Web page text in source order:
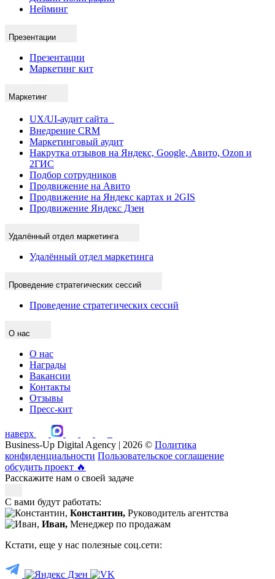
Нейминг
Презентации
Презентации
Маркетинг кит
Маркетинг
UX/UI-аудит сайта
Внедрение CRM
Маркетинговый аудит
Накрутка отзывов на Яндекс, Google, Авито, Ozon и
2ГИС
Подбор сотрудников
Продвижение на Авито
Продвижение на Яндекс картах и 2GIS
Продвижение Яндекс Дзен
Удалённый отдел маркетинга
Удалённый отдел маркетинга
Проведение стратегических сессий
Проведение стратегических сессий
О нас
О нас
Награды
Вакансии
Контакты
Отзывы
Пресс-кит
наверх
Business-Up Digital Agency | 2026 © Политика
конфиденциальности Пользовательское соглашение
обсудить проект 🔥
Расскажите нам о своей задаче
С вами будут работать:
Константин, Руководитель агентства
Иван, Менеджер по продажам
Кстати, еще у нас полезные соц.сети: